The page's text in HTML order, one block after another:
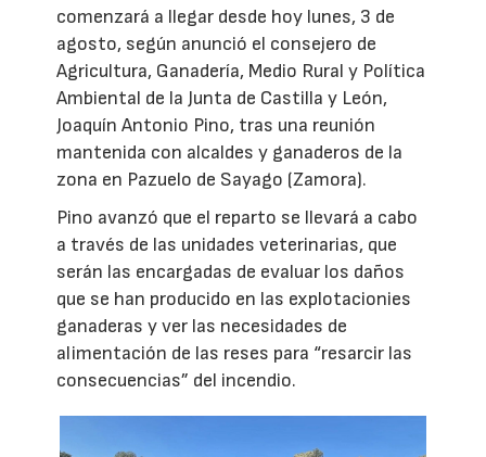
comenzará a llegar desde hoy lunes, 3 de
agosto, según anunció el consejero de
Agricultura, Ganadería, Medio Rural y Política
Ambiental de la Junta de Castilla y León,
Joaquín Antonio Pino, tras una reunión
mantenida con alcaldes y ganaderos de la
zona en Pazuelo de Sayago (Zamora).
Pino avanzó que el reparto se llevará a cabo
a través de las unidades veterinarias, que
serán las encargadas de evaluar los daños
que se han producido en las explotacionies
ganaderas y ver las necesidades de
alimentación de las reses para “resarcir las
consecuencias” del incendio.